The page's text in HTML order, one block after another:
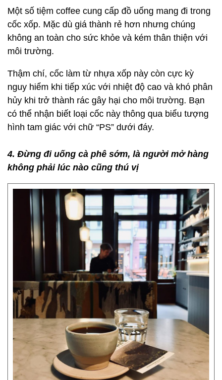
Một số tiệm coffee cung cấp đồ uống mang đi trong
cốc xốp. Mặc dù giá thành rẻ hơn nhưng chúng
không an toàn cho sức khỏe và kém thân thiện với
môi trường.
Thậm chí, cốc làm từ nhựa xốp này còn cực kỳ
nguy hiểm khi tiếp xúc với nhiệt độ cao và khó phân
hủy khi trở thành rác gây hại cho môi trường. Bạn
có thể nhận biết loại cốc này thông qua biểu tượng
hình tam giác với chữ “PS” dưới đáy.
4. Đừng đi uống cà phê sớm, là người mở hàng
không phải lúc nào cũng thú vị